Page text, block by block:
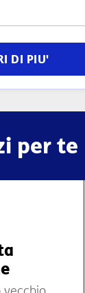
DI PIU'
per te